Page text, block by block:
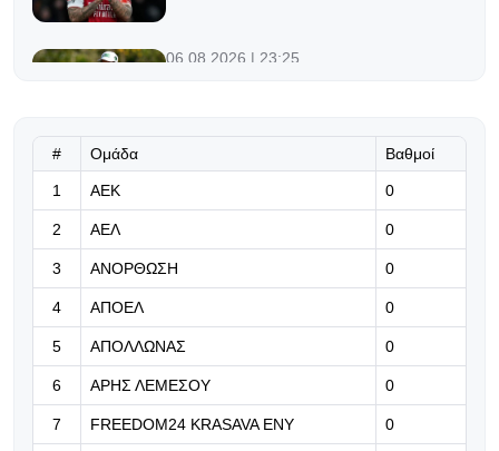
06.08.2026 | 23:25
«Μπορούμε να βασιστούμε σε
όλους τους παίκτες μας»
06.08.2026 | 23:06
Έχασε από την Άντερλεχτ ο ΠΑΟΚ,
όλα για όλα στο Βέλγιο!
06.08.2026 | 22:59
«Η διαδρομή της γαλαζοκίτρινης
ασπίδας στον χρόνο» (vid)
# Ομάδα Βαθμοί
1 ΑΕΚ 0
2 ΑΕΛ 0
3 ΑΝΟΡΘΩΣΗ 0
4 ΑΠΟΕΛ 0
5 ΑΠΟΛΛΩΝΑΣ 0
6 ΑΡΗΣ ΛΕΜΕΣΟΥ 0
7 FREEDOM24 KRASAVA ΕΝΥ 0